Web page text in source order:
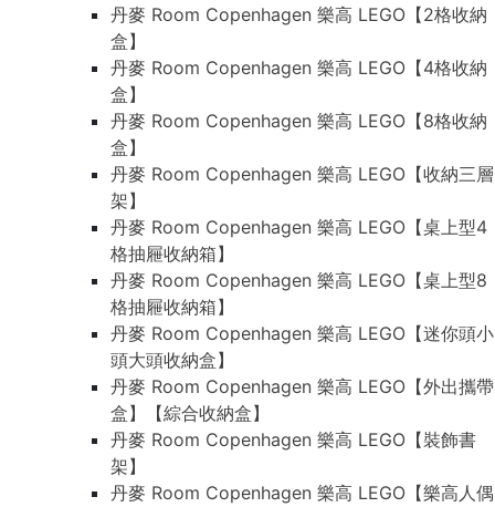
丹麥 Room Copenhagen 樂高 LEGO【2格收納
盒】
丹麥 Room Copenhagen 樂高 LEGO【4格收納
盒】
丹麥 Room Copenhagen 樂高 LEGO【8格收納
盒】
丹麥 Room Copenhagen 樂高 LEGO【收納三層
架】
丹麥 Room Copenhagen 樂高 LEGO【桌上型4
格抽屜收納箱】
丹麥 Room Copenhagen 樂高 LEGO【桌上型8
格抽屜收納箱】
丹麥 Room Copenhagen 樂高 LEGO【迷你頭小
頭大頭收納盒】
丹麥 Room Copenhagen 樂高 LEGO【外出攜帶
盒】【綜合收納盒】
丹麥 Room Copenhagen 樂高 LEGO【裝飾書
架】
丹麥 Room Copenhagen 樂高 LEGO【樂高人偶